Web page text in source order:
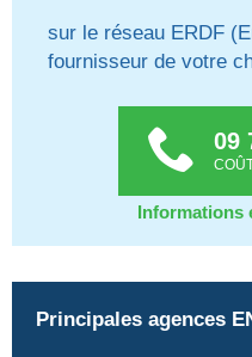
sur le réseau ERDF
fournisseur de votre
09
Informations
Principales agences